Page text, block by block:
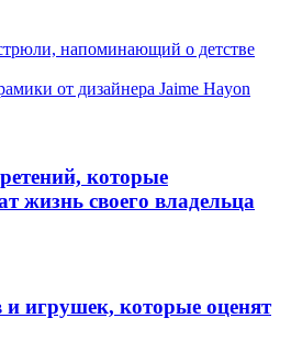
напоминающий о детстве
от дизайнера Jaime Hayon
которые
жизнь своего владельца
и игрушек, которые оценят